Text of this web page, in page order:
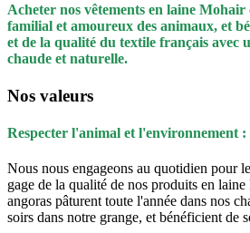
Acheter nos vêtements en laine Mohair
familial et amoureux des animaux, et
et de la qualité du textile français avec
chaude et naturelle.
Nos valeurs
Respecter l'animal et l'environnement :
Nous nous engageons au quotidien pour
gage de la qualité de nos produits en
angoras pâturent toute l'année dans nos
soirs dans notre grange, et bénéficient de